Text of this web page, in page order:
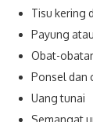
Tisu kering
Payung
Obat-
Ponsel dan
Uang tunai